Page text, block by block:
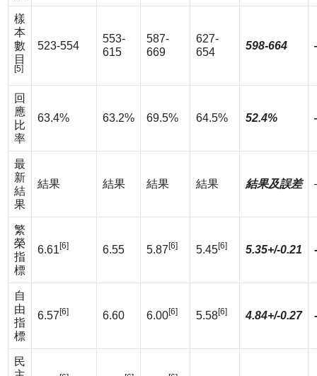
樣
本
數
目
[5]
523-554
553-
615
587-
669
627-
654
598-664
回
應
比
率
63.4% 63.2% 69.5% 64.5% 52.4%
最
新
結
果
結果 結果 結果 結果 結果及誤差
繁
榮
指
標
6.61 [6] 6.55 5.87 [6] 5.45[6] 5.35+/-0.21
自
由
指
標
6.57 [6] 6.60 6.00[6] 5.58[6] 4.84+/-0.27
民